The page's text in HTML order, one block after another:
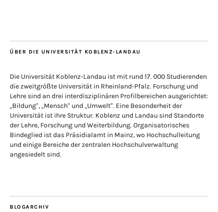
ÜBER DIE UNIVERSITÄT KOBLENZ-LANDAU
Die Universität Koblenz-Landau ist mit rund 17. 000 Studierenden
die zweitgrößte Universität in Rheinland-Pfalz. Forschung und
Lehre sind an drei interdisziplinären Profilbereichen ausgerichtet:
„Bildung“, „Mensch“ und „Umwelt“. Eine Besonderheit der
Universität ist ihre Struktur. Koblenz und Landau sind Standorte
der Lehre, Forschung und Weiterbildung. Organisatorisches
Bindeglied ist das Präsidialamt in Mainz, wo Hochschulleitung
und einige Bereiche der zentralen Hochschulverwaltung
angesiedelt sind.
BLOGARCHIV